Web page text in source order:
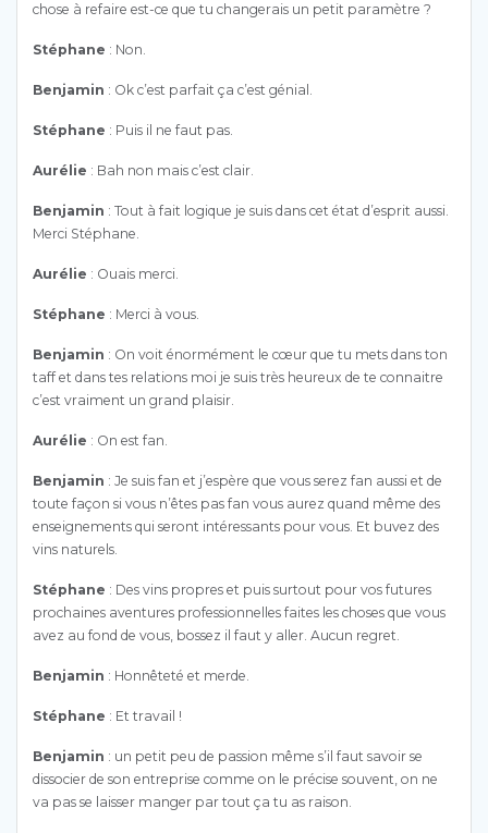
chose à refaire est-ce que tu changerais un petit paramètre ?
Stéphane : Non.
Benjamin : Ok c’est parfait ça c’est génial.
Stéphane : Puis il ne faut pas.
Aurélie : Bah non mais c’est clair.
Benjamin : Tout à fait logique je suis dans cet état d’esprit aussi.
Merci Stéphane.
Aurélie : Ouais merci.
Stéphane : Merci à vous.
Benjamin : On voit énormément le cœur que tu mets dans ton
taff et dans tes relations moi je suis très heureux de te connaitre
c’est vraiment un grand plaisir.
Aurélie : On est fan.
Benjamin : Je suis fan et j’espère que vous serez fan aussi et de
toute façon si vous n’êtes pas fan vous aurez quand même des
enseignements qui seront intéressants pour vous. Et buvez des
vins naturels.
Stéphane : Des vins propres et puis surtout pour vos futures
prochaines aventures professionnelles faites les choses que vous
avez au fond de vous, bossez il faut y aller. Aucun regret.
Benjamin : Honnêteté et merde.
Stéphane : Et travail !
Benjamin : un petit peu de passion même s’il faut savoir se
dissocier de son entreprise comme on le précise souvent, on ne
va pas se laisser manger par tout ça tu as raison.